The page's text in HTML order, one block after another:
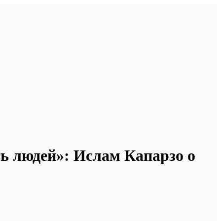
людей»: Ислам Капарзо о